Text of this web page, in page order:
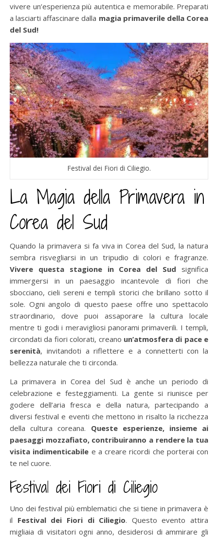
vivere un’esperienza più autentica e memorabile. Preparati
a lasciarti affascinare dalla magia primaverile della Corea
del Sud!
Festival dei Fiori di Ciliegio.
La Magia della Primavera in
Corea del Sud
Quando la primavera si fa viva in Corea del Sud, la natura
sembra risvegliarsi in un tripudio di colori e fragranze.
Vivere questa stagione in Corea del Sud significa
immergersi in un paesaggio incantevole di fiori che
sbocciano, cieli sereni e templi storici che brillano sotto il
sole. Ogni angolo di questo paese offre uno spettacolo
straordinario, dove puoi assaporare la cultura locale
mentre ti godi i meravigliosi panorami primaverili. I templi,
circondati da fiori colorati, creano un’atmosfera di pace e
serenità, invitandoti a riflettere e a connetterti con la
bellezza naturale che ti circonda.
La primavera in Corea del Sud è anche un periodo di
celebrazione e festeggiamenti. La gente si riunisce per
godere dell’aria fresca e della natura, partecipando a
diversi festival e eventi che mettono in risalto la ricchezza
della cultura coreana. Queste esperienze, insieme ai
paesaggi mozzafiato, contribuiranno a rendere la tua
visita indimenticabile e a creare ricordi che porterai con
te nel cuore.
Festival dei Fiori di Ciliegio
Uno dei festival più emblematici che si tiene in primavera è
il Festival dei Fiori di Ciliegio. Questo evento attira
migliaia di visitatori ogni anno, desiderosi di ammirare gli